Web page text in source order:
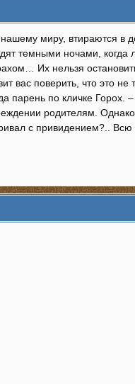
миру, втираются в
темными ночами, когда
Их нельзя
вас поверить, что это
парень по кличке Горох.
родителям.
с привидением?..